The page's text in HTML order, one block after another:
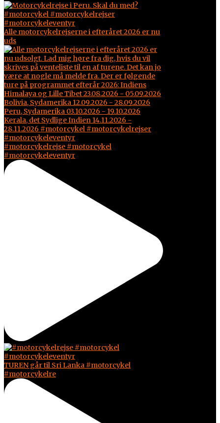
Alle motorcykelrejserne i efteråret 2026 er nu
uds
#motorcykelrejse #motorcykel
#motorcykeleventyr
TUREN går til Sri Lanka #motorcykel
#motorcykelre